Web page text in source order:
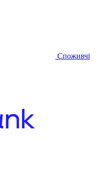
Споживчі